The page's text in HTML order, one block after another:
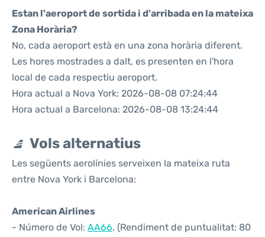
Estan l'aeroport de sortida i d'arribada en la mateixa
Zona Horària?
No, cada aeroport està en una zona horària diferent.
Les hores mostrades a dalt, es presenten en l'hora
local de cada respectiu aeroport.
Hora actual a Nova York: 2026-08-08 07:24:44
Hora actual a Barcelona: 2026-08-08 13:24:44
Vols alternatius
Les següents aerolínies serveixen la mateixa ruta
entre Nova York i Barcelona:
American Airlines
- Número de Vol: AA66. (Rendiment de puntualitat: 80